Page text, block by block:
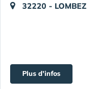
32220 - LOMBEZ
Plus d'infos